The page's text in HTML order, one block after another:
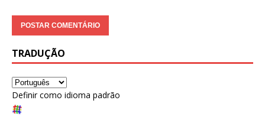
TRADUÇÃO
Definir como idioma padrão